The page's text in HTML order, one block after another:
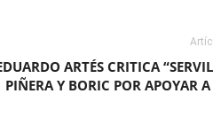
ARTÉS CRITICA
PIÑERA Y BORIC POR APOYAR